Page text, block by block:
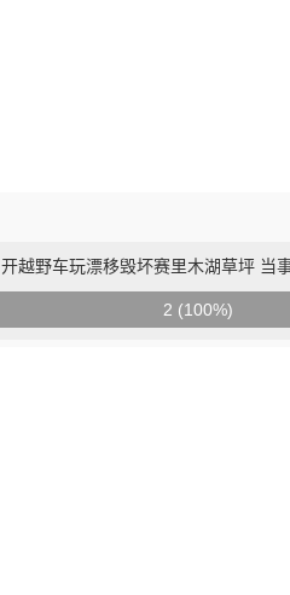
开越野车玩漂移毁坏赛里木湖草坪 当
2 (100%)